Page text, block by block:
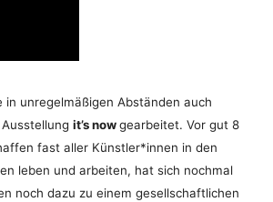
unregelmäßigen Abständen auch
it’s nowgearbeitet. Vor gut 8
fast aller Künstler*innen in den
leben und arbeiten, hat sich nochmal
noch dazu zu einem gesellschaftlichen